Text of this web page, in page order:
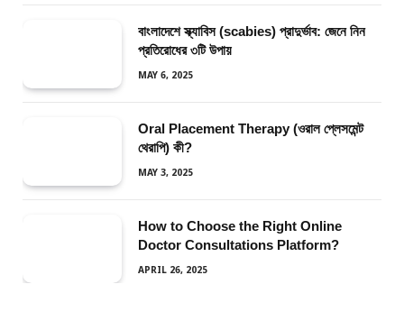
বাংলাদেশে স্ক্যাবিস (scabies) প্রাদুর্ভাব: জেনে নিন
প্রতিরোধের ৩টি উপায়
MAY 6, 2025
Oral Placement Therapy (ওরাল প্লেসমেন্ট
থেরাপি) কী?
MAY 3, 2025
How to Choose the Right Online
Doctor Consultations Platform?
APRIL 26, 2025